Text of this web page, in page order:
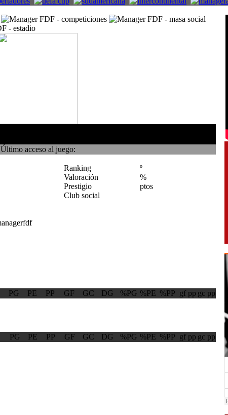
Último acceso al juego:
Ranking
º
Valoración
%
Prestigio
ptos
Club social
PG PE PP GF GC DG %PG %PE %PP gf pp gc pp
PG PE PP GF GC DG %PG %PE %PP gf pp gc pp